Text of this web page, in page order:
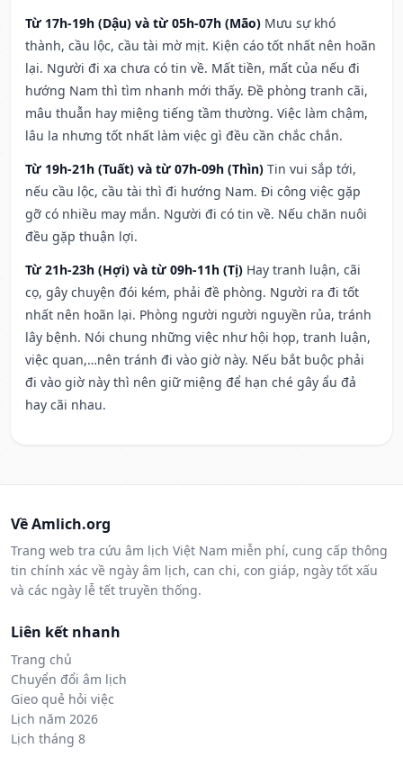
Từ 17h-19h (Dậu) và từ 05h-07h (Mão) Mưu sự khó
thành, cầu lộc, cầu tài mờ mịt. Kiện cáo tốt nhất nên hoãn
lại. Người đi xa chưa có tin về. Mất tiền, mất của nếu đi
hướng Nam thì tìm nhanh mới thấy. Đề phòng tranh cãi,
mâu thuẫn hay miệng tiếng tầm thường. Việc làm chậm,
lâu la nhưng tốt nhất làm việc gì đều cần chắc chắn.
Từ 19h-21h (Tuất) và từ 07h-09h (Thìn) Tin vui sắp tới,
nếu cầu lộc, cầu tài thì đi hướng Nam. Đi công việc gặp
gỡ có nhiều may mắn. Người đi có tin về. Nếu chăn nuôi
đều gặp thuận lợi.
Từ 21h-23h (Hợi) và từ 09h-11h (Tị) Hay tranh luận, cãi
cọ, gây chuyện đói kém, phải đề phòng. Người ra đi tốt
nhất nên hoãn lại. Phòng người người nguyền rủa, tránh
lây bệnh. Nói chung những việc như hội họp, tranh luận,
việc quan,…nên tránh đi vào giờ này. Nếu bắt buộc phải
đi vào giờ này thì nên giữ miệng để hạn ché gây ẩu đả
hay cãi nhau.
Về Amlich.org
Trang web tra cứu âm lịch Việt Nam miễn phí, cung cấp thông
tin chính xác về ngày âm lịch, can chi, con giáp, ngày tốt xấu
và các ngày lễ tết truyền thống.
Liên kết nhanh
Trang chủ
Chuyển đổi âm lịch
Gieo quẻ hỏi việc
Lịch năm 2026
Lịch tháng 8